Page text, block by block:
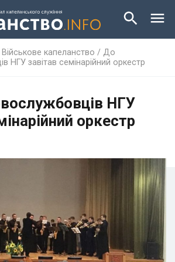
Військове капеланство / До
НГУ завітав семінарійний оркестр
НГУ
оркестр